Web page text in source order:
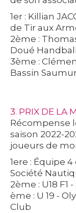
1er : Killian
de Tir aux
2ème :
Doué Handball
3ème :
Bassin
3. PRIX DE LA
Récompense
saison 2022-
joueurs de
1ere : Équipe
Société
2ème : U18 F1
ème : U 19 -
Club